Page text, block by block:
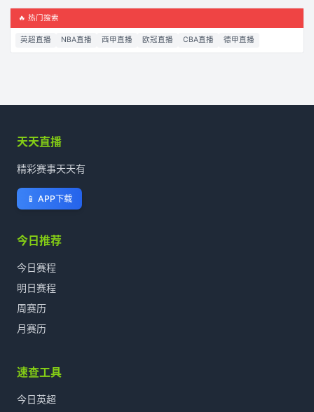
🔥 热门搜索
英超直播 NBA直播 西甲直播 欧冠直播 CBA直播 德甲直播
天天直播
精彩赛事天天有
📱 APP下载
今日推荐
今日赛程
明日赛程
周赛历
月赛历
速查工具
今日英超